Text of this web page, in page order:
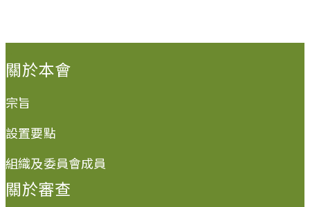
關於本會
宗旨
設置要點
組織及委員會成員
關於審查